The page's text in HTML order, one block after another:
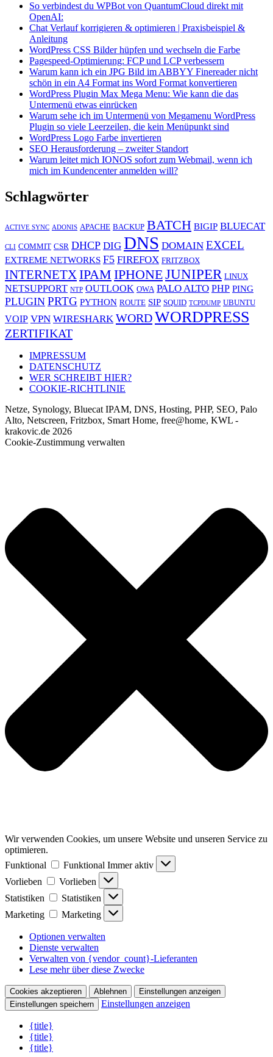
So verbindest du WPBot von QuantumCloud direkt mit
OpenAI:
Chat Verlauf korrigieren & optimieren | Praxisbeispiel &
Anleitung
WordPress CSS Bilder hüpfen und wechseln die Farbe
Pagespeed-Optimierung: FCP und LCP verbessern
Warum kann ich ein JPG Bild im ABBYY Finereader nicht
schön in ein A4 Format ins Word Format konvertieren
WordPress Plugin Max Mega Menu: Wie kann die das
Untermenü etwas einrücken
Warum sehe ich im Untermenü von Megamenu WordPress
Plugin so viele Leerzeilen, die kein Menüpunkt sind
WordPress Logo Farbe invertieren
SEO Herausforderung – zweiter Standort
Warum leitet mich IONOS sofort zum Webmail, wenn ich
mich im Kundencenter anmelden will?
Schlagwörter
ACTIVE SYNC ADONIS APACHE BACKUP BATCH BIGIP BLUECAT
CLI COMMIT CSR DHCP DIG DNS DOMAIN EXCEL
EXTREME NETWORKS F5 FIREFOX FRITZBOX
INTERNETXIPAM IPHONEJUNIPER LINUX
NETSUPPORT NTP OUTLOOK OWA PALO ALTO PHP PING
PLUGIN PRTG PYTHON ROUTE SIP SQUID TCPDUMP UBUNTU
VOIP VPN WIRESHARK WORDWORDPRESS
ZERTIFIKAT
IMPRESSUM
DATENSCHUTZ
WER SCHREIBT HIER?
COOKIE-RICHTLINIE
Netze, Synology, Bluecat IPAM, DNS, Hosting, PHP, SEO, Palo
Alto, Netscreen, Fritzbox, Smart Home, free@home, KWL -
krakovic.de 2026
Cookie-Zustimmung verwalten
Wir verwenden Cookies, um unsere Website und unseren Service zu
optimieren.
Funktional
Funktional Immer aktiv
Vorlieben
Vorlieben
Statistiken
Statistiken
Marketing
Marketing
Optionen verwalten
Dienste verwalten
Verwalten von {vendor_count}-Lieferanten
Lese mehr über diese Zwecke
Cookies akzeptieren Ablehnen
Einstellungen anzeigen
Einstellungen speichern
Einstellungen anzeigen
{title}
{title}
{title}